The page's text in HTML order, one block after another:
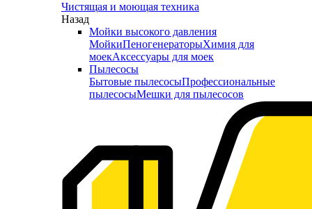
Чистящая и моющая техника
Назад
Мойки высокого давления
МойкиПеногенераторыХимия для
моекАксессуары для моек
Пылесосы
Бытовые пылесосыПрофессиональные
пылесосыМешки для пылесосов